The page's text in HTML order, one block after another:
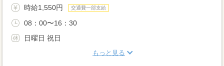
時給1,550円 交通費一部支給
08：00〜16：30
日曜日 祝日
もっと見る